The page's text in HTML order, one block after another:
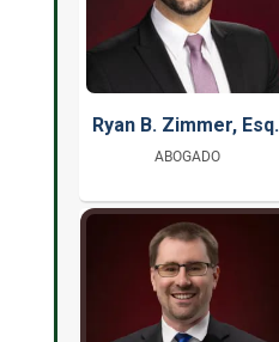
Ryan B. Zimmer, Esq.
ABOGADO